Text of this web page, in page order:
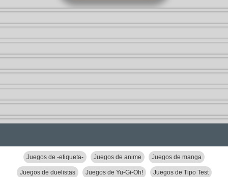
Juegos de -etiqueta- Juegos de anime Juegos de manga
Juegos de duelistas Juegos de Yu-Gi-Oh! Juegos de Tipo Test